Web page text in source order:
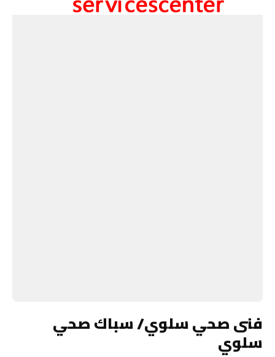
فنى صحي سلوي/ سباك صحي
سلوي